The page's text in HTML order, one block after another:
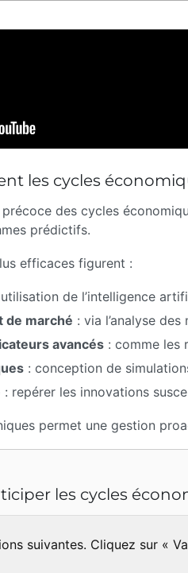
les cycles
des cycles
prédictifs.
efficaces figurent :
de l’intelligence
de marché : via l’analyse
avancés : comme les
: conception de
: repérer les innovations
permet une gestion
les cycles
suivantes. Cliquez sur «